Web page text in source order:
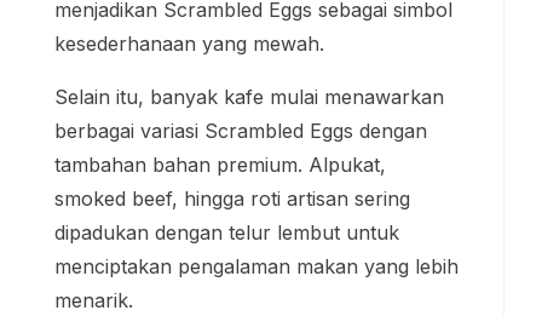
menjadikan Scrambled Eggs sebagai simbol
kesederhanaan yang mewah.
Selain itu, banyak kafe mulai menawarkan
berbagai variasi Scrambled Eggs dengan
tambahan bahan premium. Alpukat,
smoked beef, hingga roti artisan sering
dipadukan dengan telur lembut untuk
menciptakan pengalaman makan yang lebih
menarik.